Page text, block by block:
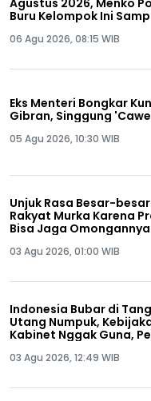
Agustus 2026, Menko
Buru Kelompok Ini
06 Agu 2026, 08:15 WIB
Eks Menteri Bongkar
Gibran, Singgung
05 Agu 2026, 10:30 WIB
Unjuk Rasa Besar-
Rakyat Murka Karena
Bisa Jaga
03 Agu 2026, 01:00 WIB
Indonesia Bubar di
Utang Numpuk,
Kabinet Nggak Guna,
03 Agu 2026, 12:49 WIB